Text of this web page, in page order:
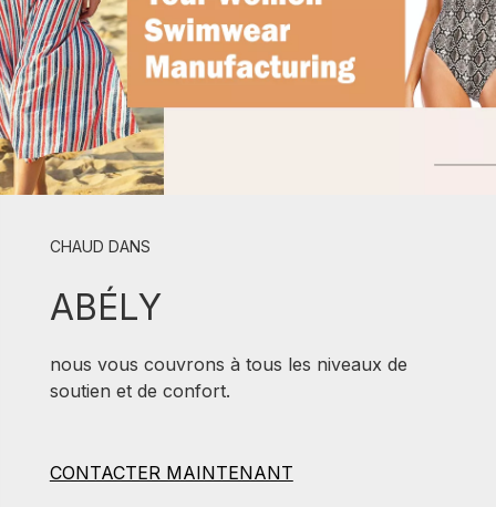
CHAUD DANS
ABÉLY
nous vous couvrons à tous les niveaux de
soutien et de confort.
CONTACTER MAINTENANT